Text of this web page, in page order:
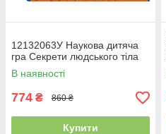
12132063У Наукова дитяча
гра Секрети людського тіла
В наявності
774 ₴ 860 ₴
Купити